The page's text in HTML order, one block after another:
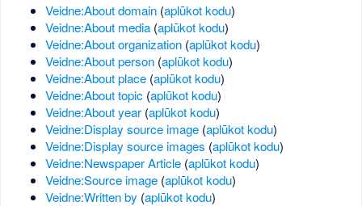
Veidne:About domain(aplūkot kodu)
Veidne:About media(aplūkot kodu)
Veidne:About organization(aplūkot kodu)
Veidne:About person(aplūkot kodu)
Veidne:About place(aplūkot kodu)
Veidne:About topic(aplūkot kodu)
Veidne:About year(aplūkot kodu)
Veidne:Display source image(aplūkot kodu)
Veidne:Display source images (aplūkot kodu)
Veidne:Newspaper Article(aplūkot kodu)
Veidne:Source image(aplūkot kodu)
Veidne:Written by (aplūkot kodu)